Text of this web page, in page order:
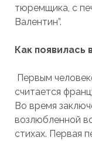
тюремщика, с
Валентин”.
Как появилась
Первым
считается
Во время
возлюбленной
стихах. Первая